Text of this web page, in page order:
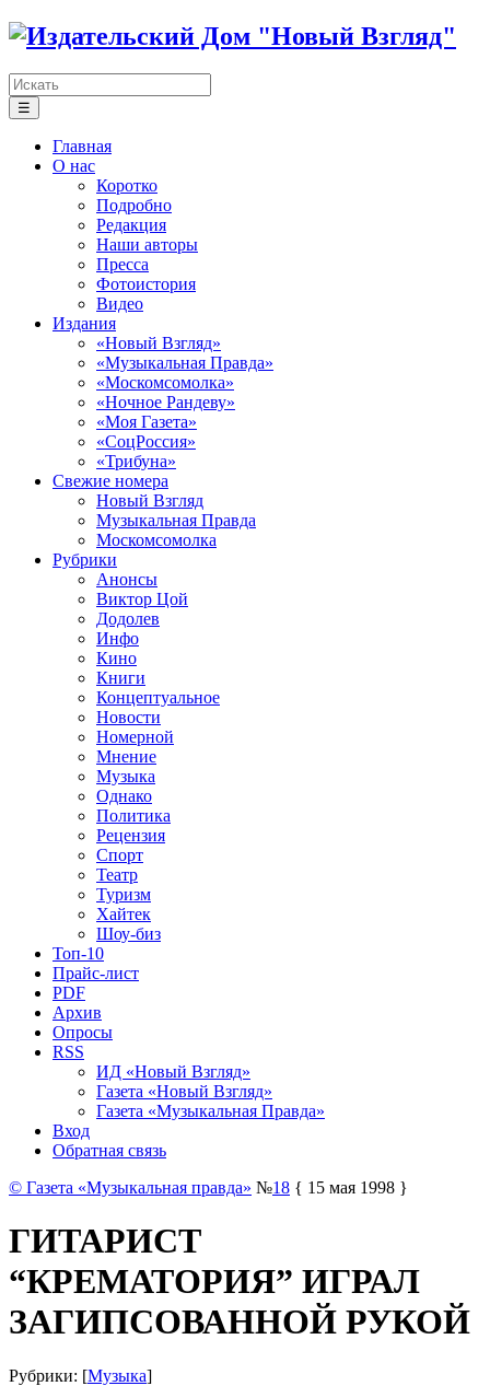
☰
Главная
О нас
Коротко
Подробно
Редакция
Наши авторы
Пресса
Фотоистория
Видео
Издания
«Новый Взгляд»
«Музыкальная Правда»
«Москомсомолка»
«Ночное Рандеву»
«Моя Газета»
«СоцРоссия»
«Трибуна»
Свежие номера
Новый Взгляд
Музыкальная Правда
Москомсомолка
Рубрики
Анонсы
Виктор Цой
Додолев
Инфо
Кино
Книги
Концептуальное
Новости
Номерной
Мнение
Музыка
Однако
Политика
Рецензия
Спорт
Театр
Туризм
Хайтек
Шоу-биз
Топ-10
Прайс-лист
PDF
Архив
Опросы
RSS
ИД «Новый Взгляд»
Газета «Новый Взгляд»
Газета «Музыкальная Правда»
Вход
Обратная связь
© Газета «Музыкальная правда» №18 { 15 мая 1998 }
ГИТАРИСТ
“КРЕМАТОРИЯ” ИГРАЛ
ЗАГИПСОВАННОЙ РУКОЙ
Рубрики: [Музыка]